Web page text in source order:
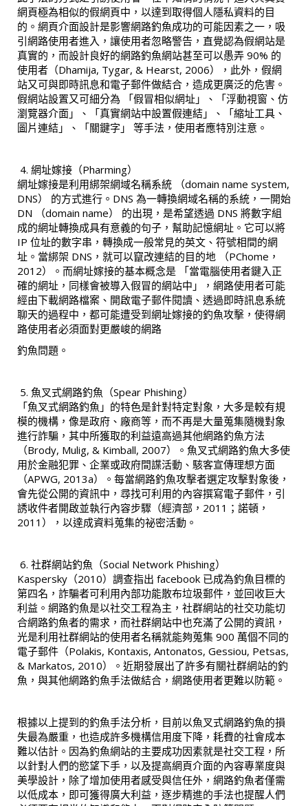
網頁極為相似的假網頁中，以達到取得個人隱私資料的目
的。網頁介面設計是影響網路釣魚成功的可能因素之一，吸
引網路使用者進入，讓使用者忽略警告，直覺認為假網站是
真實的，而設計良好的網路釣魚網站甚至可以愚弄 90% 的
使用者（Dhamija, Tygar, & Hearst, 2006），此外，假網
站又可與即時訊息和電子郵件做結合，造成更廣泛的危害。
假網站設置又可細分為 「假冒相似網址」、「浮動視窗、仿
瀏覽器介面」、「真實網站中設置假連結」、「縮址工具、
圖片連結」、「關鍵字」 等手法，使用者應特別注意。
網址嫁接（Pharming）
網址嫁接是利用綁架網域名稱系統 （domain name system,
DNS） 的方式進行。DNS 為一轉換網域名稱的系統，一開始
DN （domain name） 的出現，是希望透過 DNS 將數字組
成的網址轉換成具有意義的句子，幫助記憶網址。它可以將
IP 位址的數字串，轉換成一般常見的英文、符號相間的網
址。當綁架 DNS，就可以竄改連結的目的地 （PChome，
2012）。而網址嫁接的基本概念是 「當電腦使用者鍵入正
確的網址，同樣會被導入假冒的網站中」，網路使用者可能
經由下載網路檔案、開啟電子郵件閱讀、透過即時訊息系統
聊天的過程中，都可能遭受到網址嫁接的釣魚攻擊，使得網
路使用者必須面對更嚴峻的網路
釣魚問題。
魚叉式網路釣魚（Spear Phishing）
「魚叉式網路釣魚」的特色是針對特定對象，大多是較有規
模的機構，像是政府、廠商等，而不再是大量蒐集隨機對象
進行詐騙，其中所獲取的利益遠高過其他網路釣魚方法
（Brody, Mulig, & Kimball, 2007）。魚叉式網路釣魚大多使
用於金融犯罪、企業或政府間諜活動、駭客宣傳理想方面
（APWG, 2013a）。每當網路釣魚攻擊者選定攻擊對象後，
會先從公開的資訊中，尋找可利用的內容撰寫電子郵件，引
誘收件者開啟並執行內容步驟（經濟部，2011；諾頓，
2011），以達成資料蒐集的祕密活動。
社群網站釣魚（Social Network Phishing）
Kaspersky（2010）調查指出 facebook 已成為釣魚目標的
第四名，詐騙者可利用內部功能散布垃圾郵件，並回收巨大
利益。網路釣魚是以社交工程為主，社群網站的社交功能切
合網路釣魚者的需求，而社群網站中也充滿了公開的資訊，
光是利用社群網站的使用者名稱就能夠蒐集 900 萬個不同的
電子郵件（Polakis, Kontaxis, Antonatos, Gessiou, Petsas,
& Markatos, 2010）。近期發展出了許多有關社群網站的釣
魚，與其他網路釣魚手法做結合，網路使用者更難以防範。
根據以上提到的釣魚手法分析，目前以魚叉式網路釣魚的損
失最為嚴重，也造成許多機構信用度下降，耗費的社會成本
難以估計。因為釣魚網站的主要成功因素就是社交工程，所
以針對人們的慾望下手，以及提高網頁介面的內容專業度與
美學設計，除了增加使用者感受與信任外，網路釣魚者僅需
以低成本，即可獲得廣大利益，逐步精進的手法也提醒人們